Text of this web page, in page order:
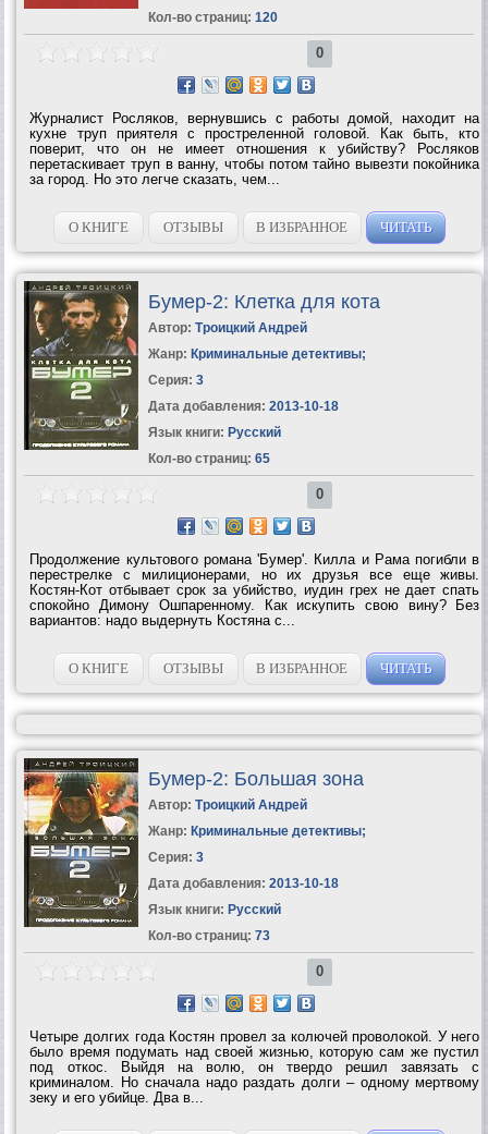
Кол-во страниц: 120
0
Журналист Росляков, вернувшись с работы домой, находит на
кухне труп приятеля с простреленной головой. Как быть, кто
поверит, что он не имеет отношения к убийству? Росляков
перетаскивает труп в ванну, чтобы потом тайно вывезти покойника
за город. Но это легче сказать, чем...
О КНИГЕ ОТЗЫВЫ В ИЗБРАННОЕ ЧИТАТЬ
Бумер-2: Клетка для кота
Автор: Троицкий Андрей
Жанр: Криминальные детективы;
Серия: 3
Дата добавления: 2013-10-18
Язык книги: Русский
Кол-во страниц: 65
0
Продолжение культового романа 'Бумер'. Килла и Рама погибли в
перестрелке с милиционерами, но их друзья все еще живы.
Костян-Кот отбывает срок за убийство, иудин грех не дает спать
спокойно Димону Ошпаренному. Как искупить свою вину? Без
вариантов: надо выдернуть Костяна с...
О КНИГЕ ОТЗЫВЫ В ИЗБРАННОЕ ЧИТАТЬ
Бумер-2: Большая зона
Автор: Троицкий Андрей
Жанр: Криминальные детективы;
Серия: 3
Дата добавления: 2013-10-18
Язык книги: Русский
Кол-во страниц: 73
0
Четыре долгих года Костян провел за колючей проволокой. У него
было время подумать над своей жизнью, которую сам же пустил
под откос. Выйдя на волю, он твердо решил завязать с
криминалом. Но сначала надо раздать долги – одному мертвому
зеку и его убийце. Два в...